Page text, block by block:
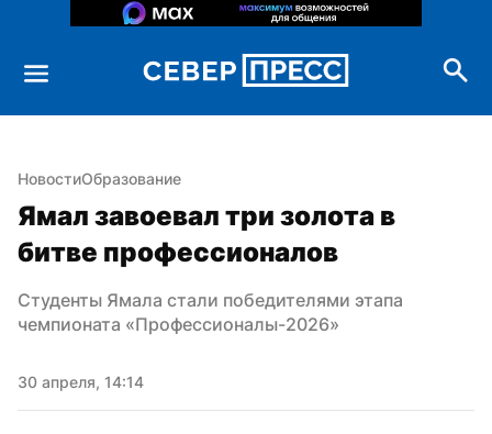
НовостиОбразование
Ямал завоевал три золота в
битве профессионалов
Студенты Ямала стали победителями этапа
чемпионата «Профессионалы-2026»
30 апреля, 14:14